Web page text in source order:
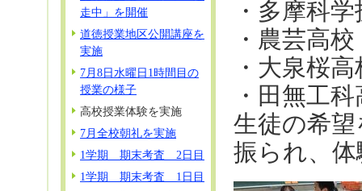
走中」を開催
道徳授業地区公開講座を
実施
7月8日水曜日1時間目の
授業の様子
高校授業体験を実施
7月全校朝礼を実施
1学期 期末考査 2日目
1学期 期末考査 1日目
・多摩科
・農芸高校
・大泉桜高
・田無工
生徒の希
振られ、